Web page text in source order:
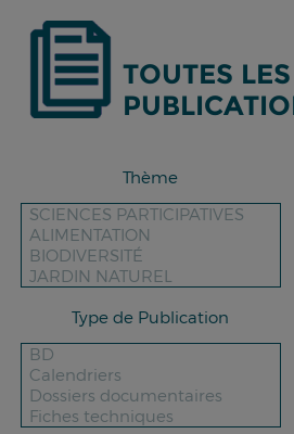
TOUTES LES
Thème
Type de Publication